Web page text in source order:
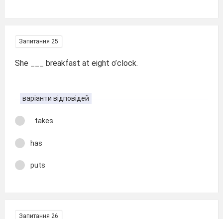
Запитання 25
She ___ breakfast at eight o’clock.
варіанти відповідей
takes
has
puts
Запитання 26